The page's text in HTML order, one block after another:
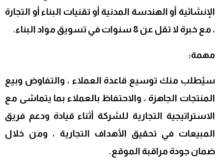
الإنشائية أو الهندسة المدنية أو تقنيات البناء أو التجارة
، مع خبرة لا تقل عن 8 سنوات في تسويق مواد البناء.
مهمة:
سيُطلب منك توسيع قاعدة العملاء ، والتفاوض وبيع
المنتجات الجاهزة ، والاحتفاظ بالعملاء بما يتماشى مع
الاستراتيجية التجارية للشركة أثناء قيادة ودعم فريق
المبيعات في تحقيق الأهداف التجارية ، ومن خلال
ضمان جودة مراقبة الموقع.